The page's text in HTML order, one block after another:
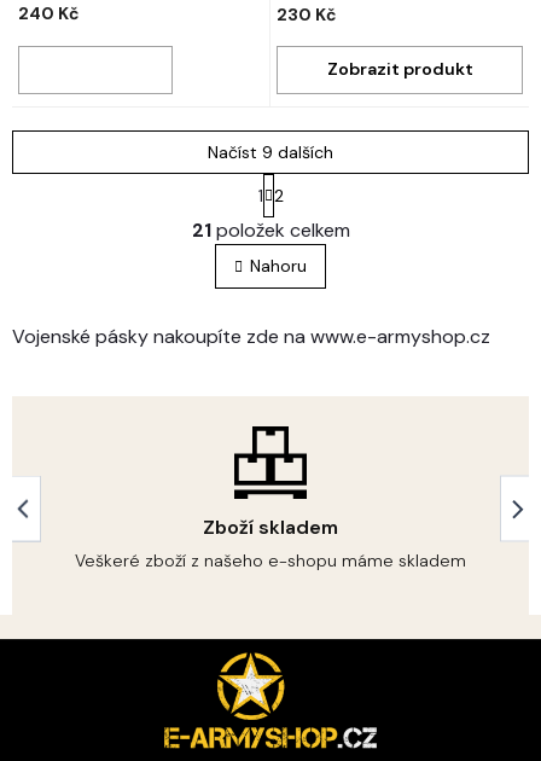
240 Kč 230 Kč
O
v
l
á
a
p
r
v
y
v
ý
p
u
Načíst 9 dalších
S
t
r
á
n
k
v
á
1 2
21položek celkem
Nahoru
Vojenské pásky nakoupíte zde na www.e-armyshop.cz
Zboží skladem
Veškeré zboží z našeho e-shopu máme skladem